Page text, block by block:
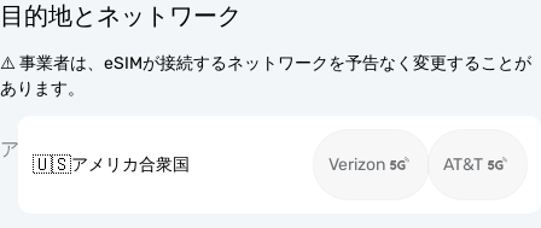
目的地とネットワーク
⚠️ 事業者は、eSIMが接続するネットワークを予告なく変更することが
あります。
ア
🇺🇸アメリカ合衆国 Verizon AT&T